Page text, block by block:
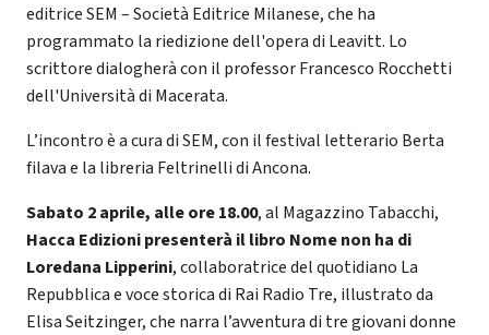
editrice SEM – Società Editrice Milanese, che ha
programmato la riedizione dell'opera di Leavitt. Lo
scrittore dialogherà con il professor Francesco Rocchetti
dell'Università di Macerata.
L’incontro è a cura di SEM, con il festival letterario Berta
filava e la libreria Feltrinelli di Ancona.
Sabato 2 aprile, alle ore 18.00, al Magazzino Tabacchi,
Hacca Edizioni presenterà il libro Nome non ha di
Loredana Lipperini, collaboratrice del quotidiano La
Repubblica e voce storica di Rai Radio Tre, illustrato da
Elisa Seitzinger, che narra l’avventura di tre giovani donne